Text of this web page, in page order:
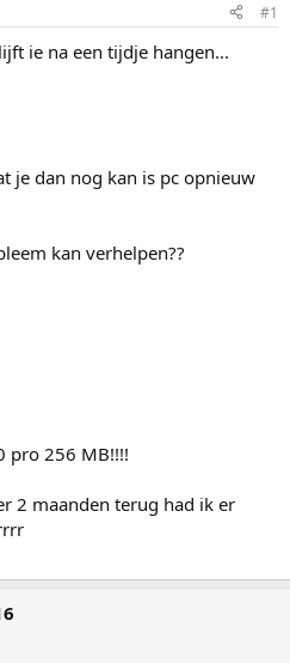
#1
ie na een tijdje hangen...
je dan nog kan is pc opnieuw
kan verhelpen??
pro 256 MB!!!!
2 maanden terug had ik er